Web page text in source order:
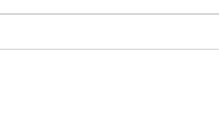
1925, 1er novembre – Gladys